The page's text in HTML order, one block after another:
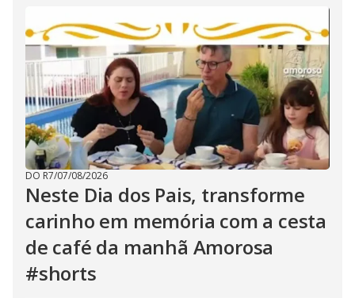
DO R7/07/08/2026
Neste Dia dos Pais, transforme
carinho em memória com a cesta
de café da manhã Amorosa
#shorts